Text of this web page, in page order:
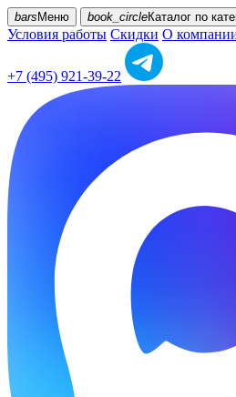
bars Меню book_circleКаталог по
Условия работы Скидки О
+7 (495) 921-39-22